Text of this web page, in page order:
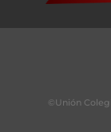
©Unión